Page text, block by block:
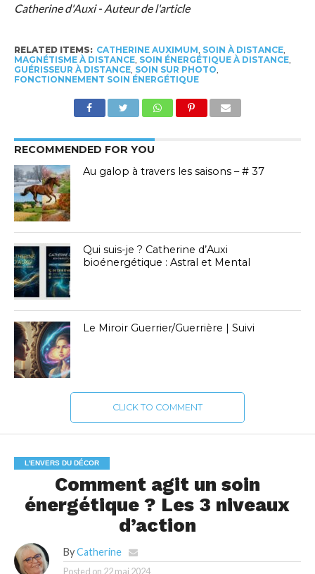
Catherine d'Auxi - Auteur de l'article
RELATED ITEMS: CATHERINE AUXIMUM SOIN À DISTANCE,
MAGNÉTISME À DISTANCE, SOIN ÉNERGÉTIQUE À DISTANCE,
GUÉRISSEUR À DISTANCE, SOIN SUR PHOTO
FONCTIONNEMENT SOIN ÉNERGÉTIQUE
RECOMMENDED FOR YOU
Au galop à travers les saisons – # 37
Qui suis-je ? Catherine d’Auxi
bioénergétique : Astral et Mental
Le Miroir Guerrier/Guerrière | Suivi
CLICK TO COMMENT
L'ENVERS DU DÉCOR
Comment agit un soin
énergétique ? Les 3 niveaux
d’action
By Catherine
Posted on 22 mai 2024